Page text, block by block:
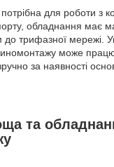
для роботи з
обладнання має
до трифазної мережі.
може
за наявності
та